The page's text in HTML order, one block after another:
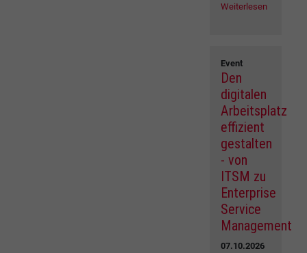
Weiterlesen
Event
Den
digitalen
Arbeitsplatz
effizient
gestalten
- von
ITSM zu
Enterprise
Service
Management
07.10.2026